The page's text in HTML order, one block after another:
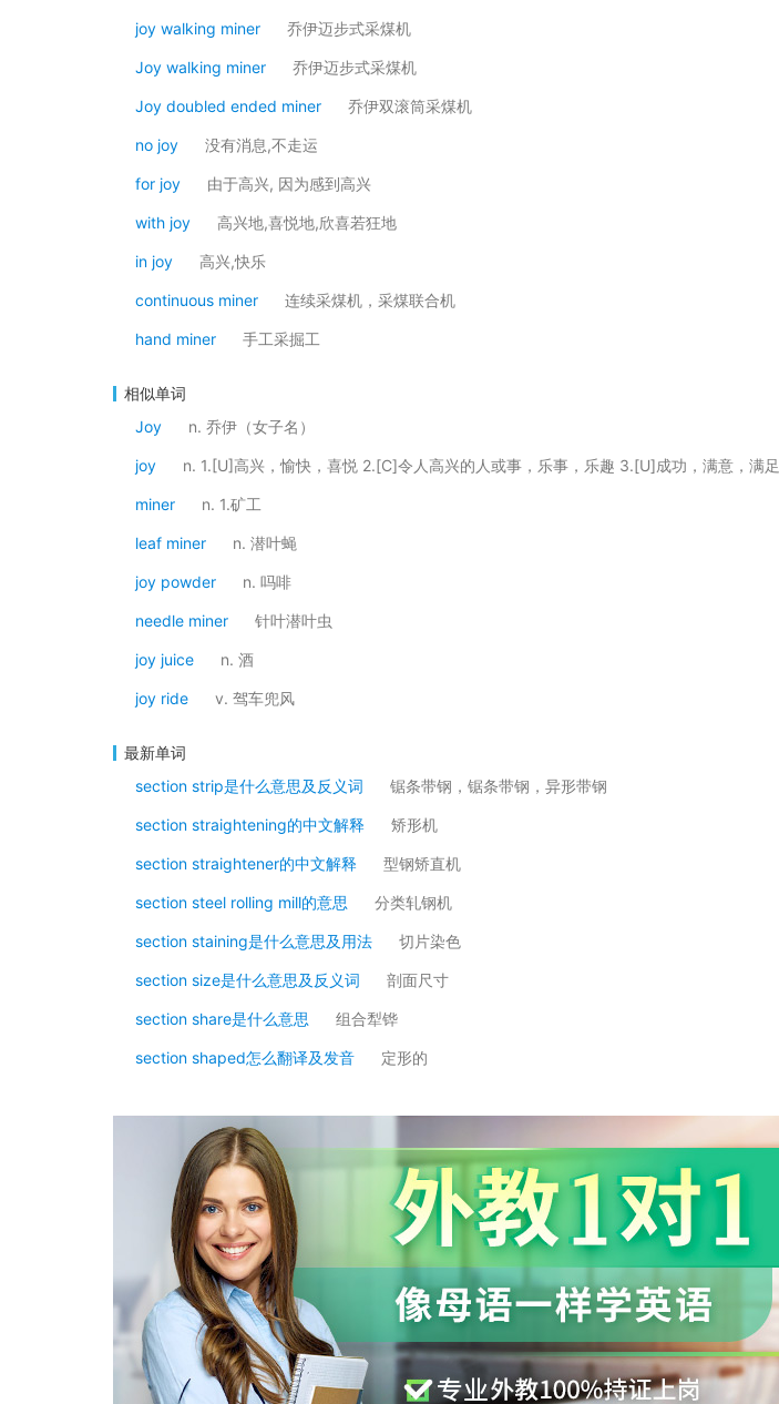
joy walking miner 乔伊迈步式采煤机
Joy walking miner 乔伊迈步式采煤机
Joy doubled ended miner 乔伊双滚筒采煤机
no joy 没有消息,不走运
for joy 由于高兴, 因为感到高兴
with joy 高兴地,喜悦地,欣喜若狂地
in joy 高兴,快乐
continuous miner 连续采煤机，采煤联合机
hand miner 手工采掘工
相似单词
Joy
n. 乔伊（女子名）
joy n. 1.[U]高兴，愉快，喜悦 2.[C]令人高兴的人或事，乐事，乐趣 3.[U]成功，满意，满足
miner n. 1.矿工
leaf miner n. 潜叶蝇
joy powder n. 吗啡
needle miner 针叶潜叶虫
joy juice n. 酒
joy ride v. 驾车兜风
最新单词
section strip是什么意思及反义词
锯条带钢，锯条带钢，异形带钢
section straightening的中文解释 矫形机
section straightener的中文解释 型钢矫直机
section steel rolling mill的意思 分类轧钢机
section staining是什么意思及用法 切片染色
section size是什么意思及反义词 剖面尺寸
section share是什么意思 组合犁铧
section shaped怎么翻译及发音 定形的